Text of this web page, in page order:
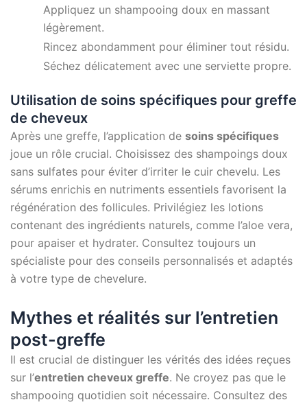
Appliquez un shampooing doux en massant
légèrement.
Rincez abondamment pour éliminer tout résidu.
Séchez délicatement avec une serviette propre.
Utilisation de soins spécifiques pour greffe
de cheveux
Après une greffe, l’application de soins spécifiques
joue un rôle crucial. Choisissez des shampoings doux
sans sulfates pour éviter d’irriter le cuir chevelu. Les
sérums enrichis en nutriments essentiels favorisent la
régénération des follicules. Privilégiez les lotions
contenant des ingrédients naturels, comme l’aloe vera,
pour apaiser et hydrater. Consultez toujours un
spécialiste pour des conseils personnalisés et adaptés
à votre type de chevelure.
Mythes et réalités sur l’entretien
post-greffe
Il est crucial de distinguer les vérités des idées reçues
sur l’entretien cheveux greffe. Ne croyez pas que le
shampooing quotidien soit nécessaire. Consultez des